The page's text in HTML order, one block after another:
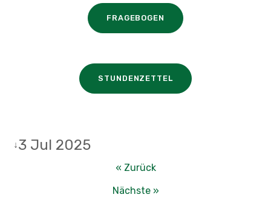
FRAGEBOGEN
STUNDENZETTEL
↓3 Jul 2025
« Zurück
Nächste »